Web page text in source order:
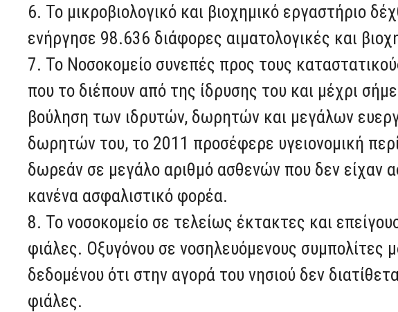
6. Το μικροβιολογικό και βιοχημικό εργαστήριο
ενήργησε 98.636 διάφορες αιματολογικές και
7. Το Νοσοκομείο συνεπές προς τους
που το διέπουν από της ίδρυσης του και μέχρι
βούληση των ιδρυτών, δωρητών και μεγάλων
δωρητών του, το 2011 προσέφερε υγειονομική
δωρεάν σε μεγάλο αριθμό ασθενών που δεν είχαν
κανένα ασφαλιστικό φορέα.
8. Το νοσοκομείο σε τελείως έκτακτες και
φιάλες. Οξυγόνου σε νοσηλευόμενους συμπολίτες
δεδομένου ότι στην αγορά του νησιού δεν
φιάλες.